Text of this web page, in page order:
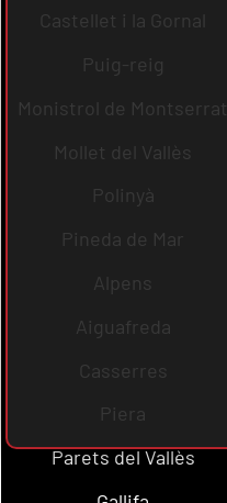
Castellet i la Gornal
Puig-reig
Monistrol de Montserrat
Mollet del Vallès
Polinyà
Pineda de Mar
Alpens
Aiguafreda
Casserres
Piera
Parets del Vallès